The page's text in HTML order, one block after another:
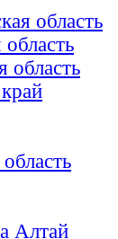
область
область
Алтай